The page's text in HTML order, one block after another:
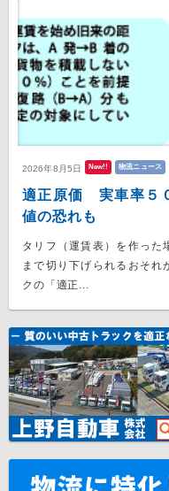
2026年8月5日 New!! 物流ニュース
適正原価 実車率５
値の恐れも
タリフ（運賃表）を作った
まで切り下げられるおそれ
クの「適正...